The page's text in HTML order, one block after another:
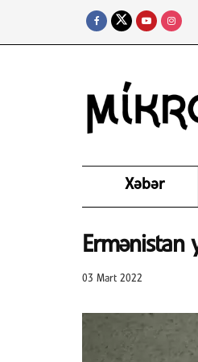
Xəbər
Ermənistan
03 Mart 2022